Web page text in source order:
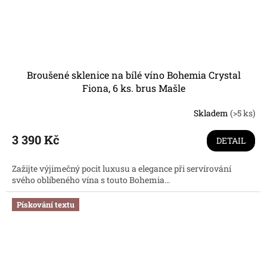
Broušené sklenice na bílé víno Bohemia Crystal
Fiona, 6 ks. brus Mašle
produktu
je
z
5
hvězdiček.
Skladem(>5 ks)
3 390 Kč DETAIL
Zažijte výjimečný pocit luxusu a elegance při servírování
svého oblíbeného vína s touto Bohemia...
Pískování textu